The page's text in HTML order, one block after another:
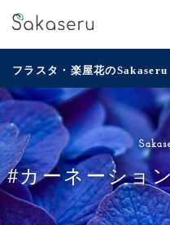
フラスタ・楽屋花のSakaseru
#カーネーショ